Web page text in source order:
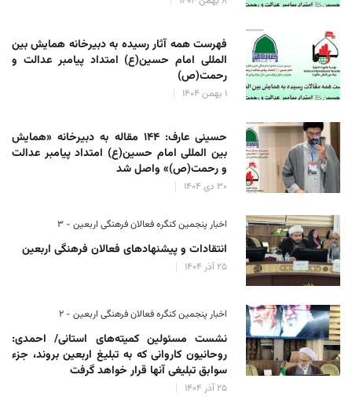
فهرست همه آثار رسیده به دبیرخانه همایش بین
المللی امام حسین(ع) امتداد پیامبر عدالت و
رحمت(ص)
۱ بهمن ۱۴۰۴
حسینی عارف: ۱۴۴ مقاله به دبیرخانه «همایش
بین المللی امام حسین(ع) امتداد پیامبر عدالت
و رحمت(ص)» واصل شد
۳۰ دی ۱۴۰۴
اخبار پنجمین کنگره فعالان فرهنگی اربعین - ۳
انتقادات و پیشنهادهای فعالان فرهنگی اربعین
۲۵ آذر ۱۴۰۴
اخبار پنجمین کنگره فعالان فرهنگی اربعین - ۲
نشست مسئولین کمیته‌های استانی/ احمدی:
روحانیون کاروانی که به تبلیغ اربعین بروند، جزء
سوابق تبلیغی آنها قرار خواهد گرفت
۲۵ آذر ۱۴۰۴